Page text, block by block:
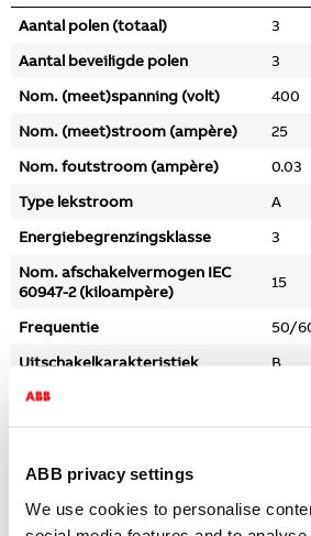
ABB privacy settings
We use cookies to personalise
Aantal polen (totaal)
3
Aantal beveiligde polen
3
Nom. (meet)spanning (volt)
400
Nom. (meet)stroom (ampère)
25
Nom. foutstroom (ampère)
0.03
Type lekstroom
A
Energiebegrenzingsklasse
3
Nom. afschakelvermogen IEC
60947-2 (kiloampère)
15
Frequentie
50/
Uitschakelkarakteristiek
B
Meeschakelende nul
Vervuilingsgraad
Inbouwdiepte (millimeter)
73